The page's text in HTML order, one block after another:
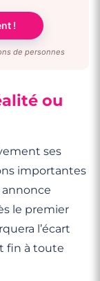
!
de personnes
ou
ses
importantes
annonce
le premier
l’écart
fin à toute